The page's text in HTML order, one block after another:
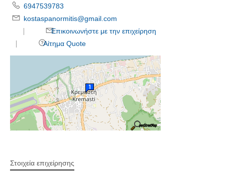
6947539783
kostaspanormitis@gmail.com
Επικοινωνήστε με την επιχείρηση
Αίτημα Quote
Στοιχεία επιχείρησης